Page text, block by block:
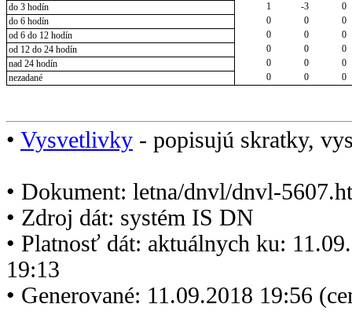
do 3 hodín
1 -3
0
do 6 hodín
0 0
0
od 6 do 12 hodín
0 0
0
od 12 do 24 hodín
0 0
0
nad 24 hodín
0 0
0
nezadané
0 0 0
• Vysvetlivky - popisujú skratky,
• Dokument: letna/dnvl/dnvl-
• Zdroj dát: systém IS DN
• Platnosť dát: aktuálnych ku:
19:13
• Generované: 11.09.2018 19:56